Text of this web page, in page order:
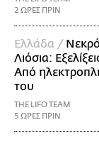
2 ΩΡΕΣ ΠΡΙΝ
Ελλάδα /
Λιόσια:
Από
του
THE LIFO TEAM
5 ΩΡΕΣ ΠΡΙΝ